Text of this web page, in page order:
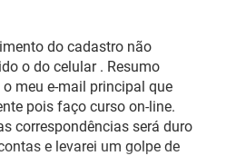
do cadastro não
o do celular . Resumo
meu e-mail principal que
pois faço curso on-line.
correspondências será duro
e levarei um golpe de